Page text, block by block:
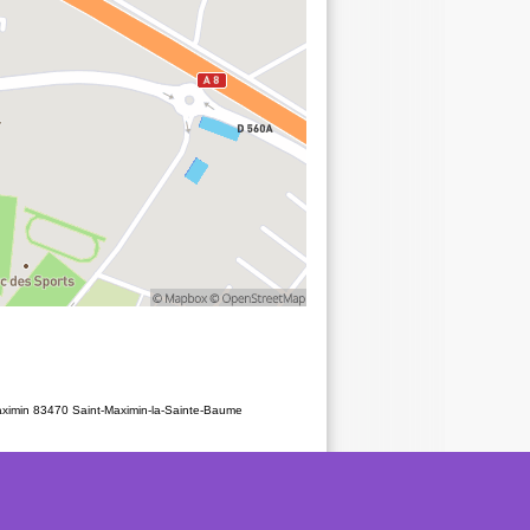
83470 Saint-Maximin-la-Sainte-Baume